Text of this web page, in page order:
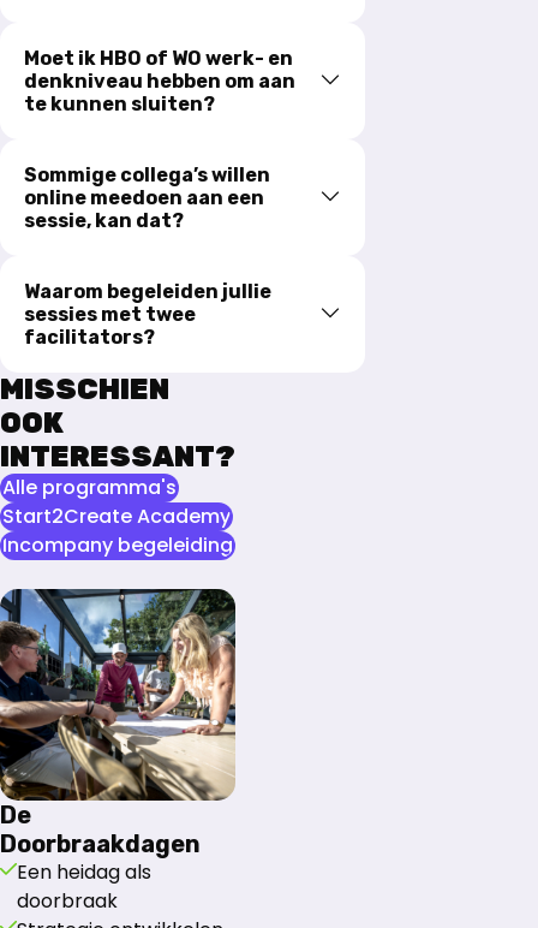
Moet ik HBO of WO werk- en
denkniveau hebben om aan
te kunnen sluiten?
Sommige collega’s willen
online meedoen aan een
sessie, kan dat?
Waarom begeleiden jullie
sessies met twee
facilitators?
MISSCHIEN
OOK
INTERESSANT?
Alle programma's
Start2Create Academy
Incompany begeleiding
De
Doorbraakdagen
Een heidag als
doorbraak